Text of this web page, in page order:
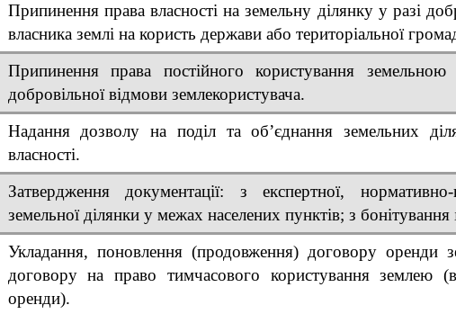
Припинення права власності на земельну ділянку у разі
власника землі на користь держави або територіальної
Припинення права постійного користування
добровільної відмови землекористувача.
Надання дозволу на поділ та об’єднання земельних
власності.
Затвердження документації: з експертної,
земельної ділянки у межах населених пунктів; з бонітування
Укладання, поновлення (продовження) договору оренди
договору на право тимчасового користування землею
оренди).